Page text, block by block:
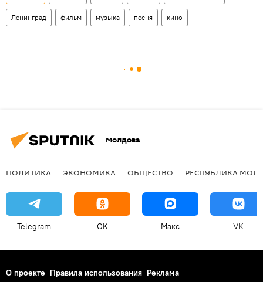
Ленинград фильм музыка песня кино
Молдова
ПОЛИТИКА ЭКОНОМИКА ОБЩЕСТВО РЕСПУБЛИКА
Telegram OK Макс VK
О проекте Правила использования Реклама